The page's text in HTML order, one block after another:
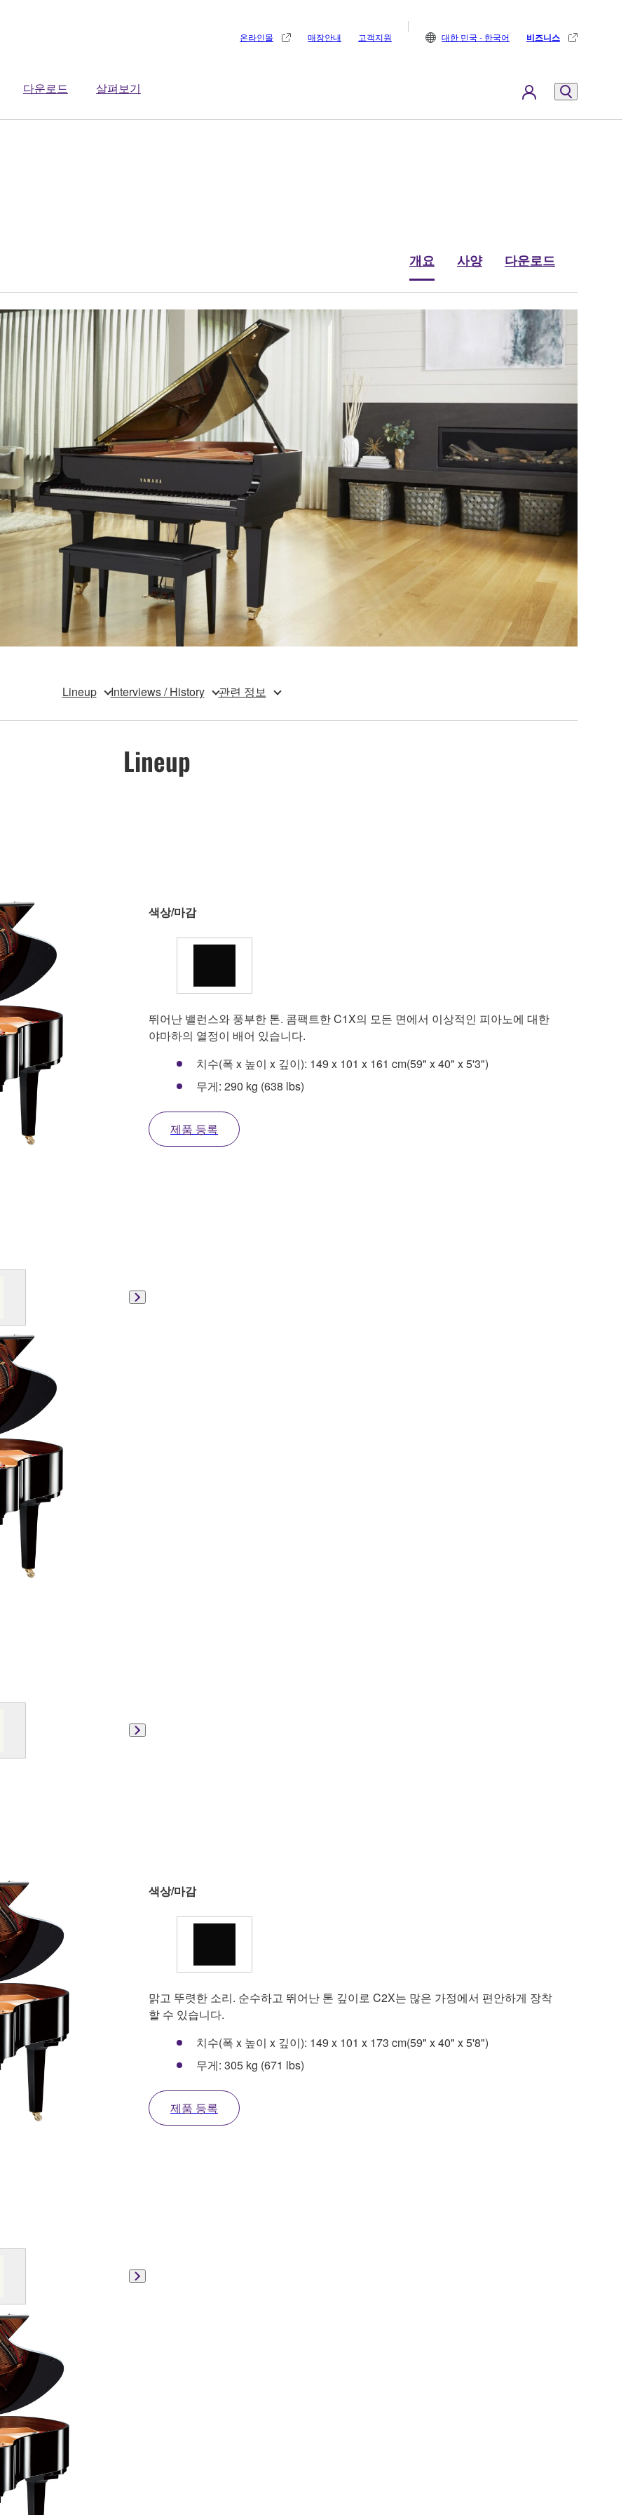
다운로드 살펴보기
온라인몰 매장안내 고객지원 대한 민국 - 한국어 비즈니스
개요 사양 다운로드
Lineup Interviews / History 관련 정보
Lineup
색상/마감
뛰어난 밸런스와 풍부한 톤. 콤팩트한 C1X의 모든 면에서 이상적인 피아노에 대한
야마하의 열정이 배어 있습니다.
치수(폭 x 높이 x 깊이): 149 x 101 x 161 cm(59" x 40" x 5'3")
무게: 290 kg (638 lbs)
제품 등록
색상/마감
맑고 뚜렷한 소리. 순수하고 뛰어난 톤 깊이로 C2X는 많은 가정에서 편안하게 장착
할 수 있습니다.
치수(폭 x 높이 x 깊이): 149 x 101 x 173 cm(59" x 40" x 5'8")
무게: 305 kg (671 lbs)
제품 등록